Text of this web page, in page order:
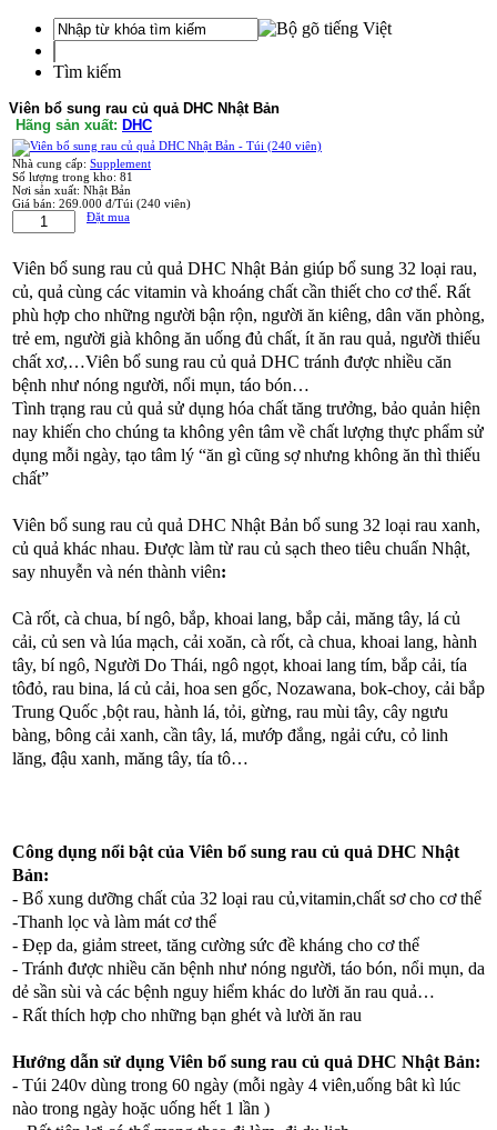
Tìm kiếm
Viên bổ sung rau củ quả DHC Nhật Bản
Hãng sản xuất: DHC
Nhà cung cấp: Supplement
Số lượng trong kho: 81
Nơi sản xuất: Nhật Bản
Giá bán: 269.000 đ/Túi (240 viên)
Đặt mua
Viên bổ sung rau củ quả DHC Nhật Bản giúp bổ sung 32 loại rau,
củ, quả cùng các vitamin và khoáng chất cần thiết cho cơ thể. Rất
phù hợp cho những người bận rộn, người ăn kiêng, dân văn phòng,
trẻ em, người già không ăn uống đủ chất, ít ăn rau quả, người thiếu
chất xơ,…Viên bổ sung rau củ quả DHC tránh được nhiều căn
bệnh như nóng người, nổi mụn, táo bón…
Tình trạng rau củ quả sử dụng hóa chất tăng trưởng, bảo quản hiện
nay khiến cho chúng ta không yên tâm về chất lượng thực phẩm sử
dụng mỗi ngày, tạo tâm lý “ăn gì cũng sợ nhưng không ăn thì thiếu
chất”
Viên bổ sung rau củ quả DHC Nhật Bản bổ sung 32 loại rau xanh,
củ quả khác nhau. Được làm từ rau củ sạch theo tiêu chuẩn Nhật,
say nhuyễn và nén thành viên:
Cà rốt, cà chua, bí ngô, bắp, khoai lang, bắp cải, măng tây, lá củ
cải, củ sen và lúa mạch, cải xoăn, cà rốt, cà chua, khoai lang, hành
tây, bí ngô, Người Do Thái, ngô ngọt, khoai lang tím, bắp cải, tía
tôđỏ, rau bina, lá củ cải, hoa sen gốc, Nozawana, bok-choy, cải bắp
Trung Quốc ,bột rau, hành lá, tỏi, gừng, rau mùi tây, cây ngưu
bàng, bông cải xanh, cần tây, lá, mướp đắng, ngải cứu, cỏ linh
lăng, đậu xanh, măng tây, tía tô…
Công dụng nổi bật của Viên bổ sung rau củ quả DHC Nhật
Bản:
- Bổ xung dưỡng chất của 32 loại rau củ,vitamin,chất sơ cho cơ thể
-Thanh lọc và làm mát cơ thể
- Đẹp da, giảm street, tăng cường sức đề kháng cho cơ thể
- Tránh được nhiều căn bệnh như nóng người, táo bón, nổi mụn, da
dẻ sần sùi và các bệnh nguy hiểm khác do lười ăn rau quả…
- Rất thích hợp cho những bạn ghét và lười ăn rau
Hướng dẫn sử dụng Viên bổ sung rau củ quả DHC Nhật Bản:
- Túi 240v dùng trong 60 ngày (mỗi ngày 4 viên,uống bât kì lúc
nào trong ngày hoặc uống hết 1 lần )